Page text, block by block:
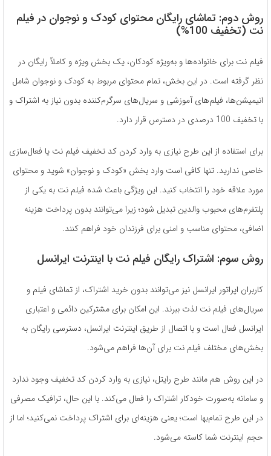
روش دوم: تماشای رایگان محتوای کودک و نوجوان در فیلم
نت (تخفیف 100%)
فیلم نت برای خانواده‌ها و به‌ویژه کودکان، یک بخش ویژه و کاملاً رایگان در
نظر گرفته است. در این بخش، تمام محتوای مربوط به کودک و نوجوان شامل
انیمیشن‌ها، فیلم‌های آموزشی و سریال‌های سرگرم‌کننده بدون نیاز به اشتراک و
با تخفیف 100 درصدی در دسترس قرار دارد.
برای استفاده از این طرح نیازی به وارد کردن کد تخفیف فیلم نت یا فعال‌سازی
خاصی ندارید. تنها کافی است وارد بخش «کودک و نوجوان» شوید و محتوای
مورد علاقه خود را انتخاب کنید. این ویژگی باعث شده فیلم نت به یکی از
پلتفرم‌های محبوب والدین تبدیل شود؛ زیرا می‌توانند بدون پرداخت هزینه
اضافی، محتوای مناسب و امنی برای فرزندان خود فراهم کنند.
روش سوم: اشتراک رایگان فیلم نت با اینترنت ایرانسل
کاربران اپراتور ایرانسل نیز می‌توانند بدون خرید اشتراک، از تماشای فیلم و
سریال‌های فیلم نت لذت ببرند. این امکان برای مشترکین دائمی و اعتباری
ایرانسل فعال است و با اتصال از طریق اینترنت ایرانسل، دسترسی رایگان به
بخش‌های مختلف فیلم نت برای آن‌ها فراهم می‌شود.
در این روش هم مانند طرح رایتل، نیازی به وارد کردن کد تخفیف وجود ندارد
و سامانه به‌صورت خودکار اشتراک را فعال می‌کند. با این حال، ترافیک مصرفی
در این طرح تمام‌بها است؛ یعنی هزینه‌ای برای اشتراک پرداخت نمی‌کنید؛ اما از
حجم اینترنت شما کاسته می‌شود.